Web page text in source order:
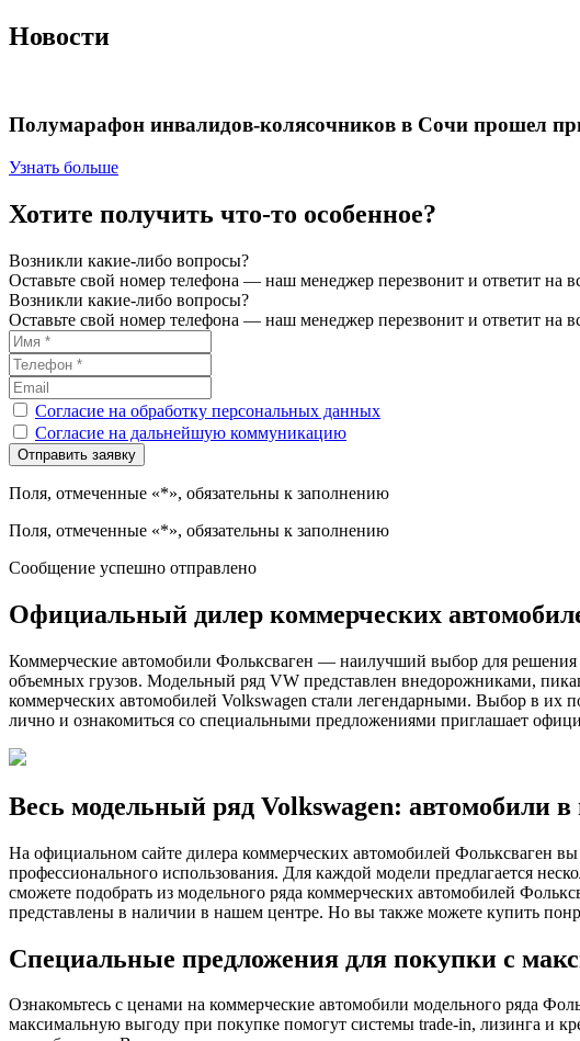
Новости
Полумарафон инвалидов-колясочников в Сочи прошел
Узнать больше
Хотите получить что-то особенное?
Возникли какие-либо вопросы?
Оставьте свой номер телефона — наш менеджер перезвонит и ответит на
Возникли какие-либо вопросы?
Оставьте свой номер телефона — наш менеджер перезвонит и ответит на
Согласие на обработку персональных данных
Согласие на дальнейшую коммуникацию
Поля, отмеченные «*», обязательны к заполнению
Поля, отмеченные «*», обязательны к заполнению
Сообщение успешно отправлено
Официальный дилер коммерческих
Коммерческие автомобили Фольксваген — наилучший выбор для решения
объемных грузов. Модельный ряд VW представлен внедорожниками,
коммерческих автомобилей Volkswagen стали легендарными. Выбор в их
лично и ознакомиться со специальными предложениями приглашает
Весь модельный ряд Volkswagen: автомобили в
На официальном сайте дилера коммерческих автомобилей Фольксваген
профессионального использования. Для каждой модели предлагается
сможете подобрать из модельного ряда коммерческих автомобилей
представлены в наличии в нашем центре. Но вы также можете купить
Специальные предложения для покупки с
Ознакомьтесь с ценами на коммерческие автомобили модельного ряда
максимальную выгоду при покупке помогут системы trade-in, лизинга и